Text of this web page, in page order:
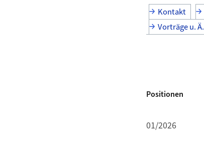
Kontakt
Vorträge u. Ä.
Positionen
01/2026